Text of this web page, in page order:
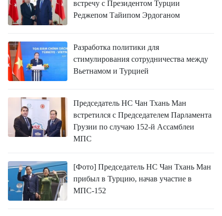
встречу с Президентом Турции
Реджепом Тайипом Эрдоганом
Разработка политики для
стимулирования сотрудничества между
Вьетнамом и Турцией
Председатель НС Чан Тхань Ман
встретился с Председателем Парламента
Грузии по случаю 152-й Ассамблеи
МПС
[Фото] Председатель НС Чан Тхань Ман
прибыл в Турцию, начав участие в
МПС-152